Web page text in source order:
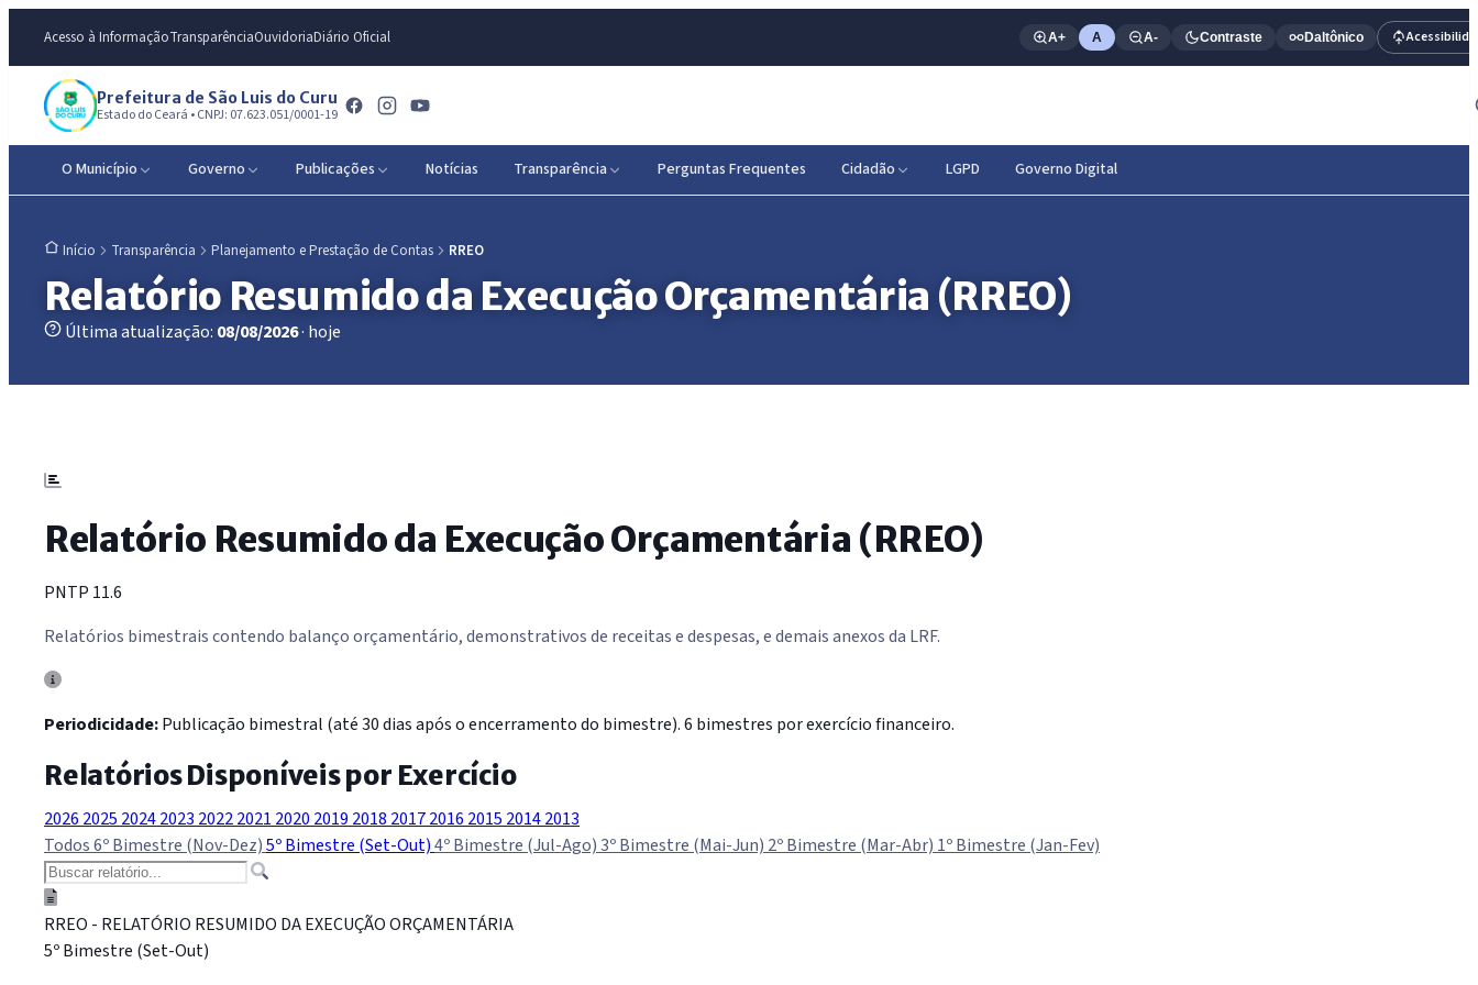
Acesso à InformaçãoTransparênciaOuvidoriaDiário Oficial A+ A A- Contraste Daltônico
Prefeitura de São Luis do Curu
Estado do Ceará • CNPJ: 07.623.051/0001-19
O Município Governo Publicações Notícias Transparência Perguntas Frequentes Cidadão LGPD Governo Digital
Início Transparência Planejamento e Prestação de Contas RREO
Relatório Resumido da Execução Orçamentária (RREO)
Última atualização: 08/08/2026· hoje
Relatório Resumido da Execução Orçamentária (RREO)
PNTP 11.6
Relatórios bimestrais contendo balanço orçamentário, demonstrativos de receitas e despesas, e demais anexos da LRF.
Periodicidade:Publicação bimestral (até 30 dias após o encerramento do bimestre). 6 bimestres por exercício financeiro.
Relatórios Disponíveis por Exercício
2026 2025 20242023 20222021 2020 2019 2018 20172016 2015 20142013
Todos6º Bimestre (Nov-Dez)5º Bimestre (Set-Out)4º Bimestre (Jul-Ago)3º Bimestre (Mai-Jun) 2º Bimestre (Mar-Abr) 1º Bimestre (Jan-Fev)
RREO - RELATÓRIO RESUMIDO DA EXECUÇÃO ORÇAMENTÁRIA
5º Bimestre (Set-Out)